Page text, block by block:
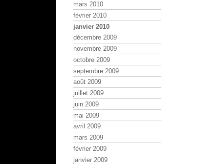
mars 2010
février 2010
janvier 2010
décembre 2009
novembre 2009
octobre 2009
septembre 2009
août 2009
juillet 2009
juin 2009
mai 2009
avril 2009
mars 2009
février 2009
janvier 2009